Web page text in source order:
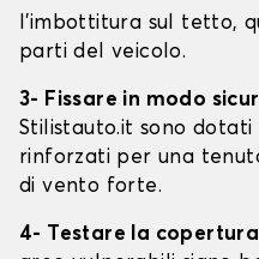
l'imbottitura sul tetto,
parti del veicolo.
3- Fissare in modo
Stilistauto.it sono dotati
rinforzati per una
di vento forte.
4- Testare la copertura